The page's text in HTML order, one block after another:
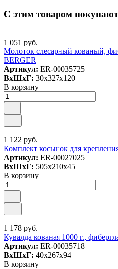
С этим товаром покупают
1 051 руб.
Молоток слесарный кованый,
BERGER
Артикул: ER-00035725
ВxШxГ: 30x327x120
В корзину
1 122 руб.
Комплект косынок для
Артикул: ER-00027025
ВxШxГ: 505x210x45
В корзину
1 178 руб.
Кувалда кованая 1000 г.,
Артикул: ER-00035718
ВxШxГ: 40x267x94
В корзину